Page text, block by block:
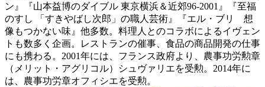
ン』『山本益博のダイブル 東京横浜＆近郊96-2001』『至福
のすし 「すきやばし次郎」の職人芸術』『エル・ブリ 想
像もつかない味』他多数。料理人とのコラボによるイヴェン
トも数多く企画。レストランの催事、食品の商品開発の仕事
にも携わる。2001年には、フランス政府より、農事功労勲章
（メリット・アグリコル）シュヴァリエを受勲。2014年に
は、農事功労章オフィシエを受勲。